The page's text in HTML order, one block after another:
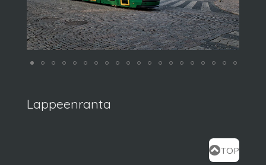
Lappeenranta
TOP